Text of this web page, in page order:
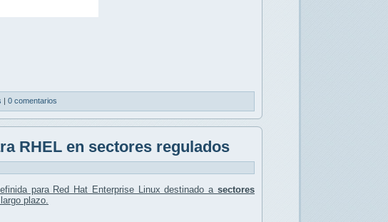
0 comentarios
RHEL en sectores regulados
para Red Hat Enterprise Linux destinado asectores
plazo.